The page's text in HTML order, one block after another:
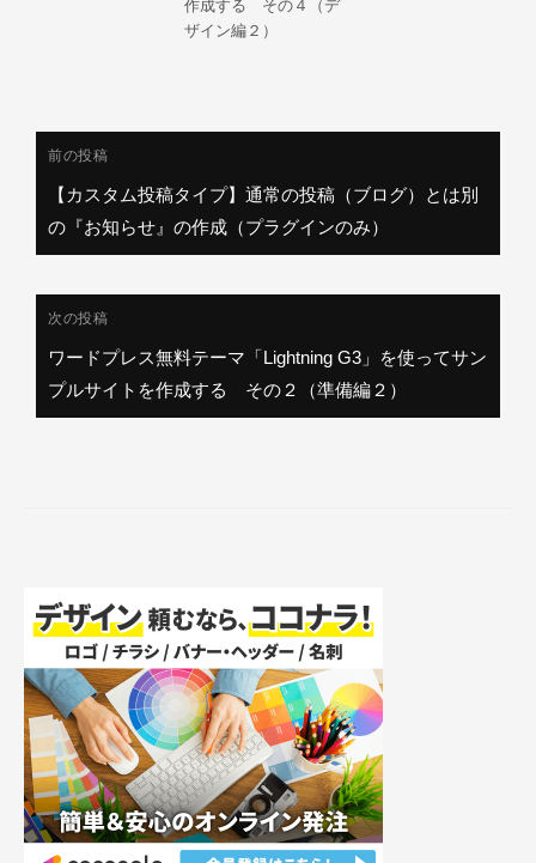
作成する その４（デ
ザイン編２）
投
ー
前の投稿
【カスタム投稿タイプ】通常の投稿（ブログ）とは別
の『お知らせ』の作成（プラグインのみ）
次の投稿
ワードプレス無料テーマ「Lightning G3」を使ってサン
プルサイトを作成する その２（準備編２）